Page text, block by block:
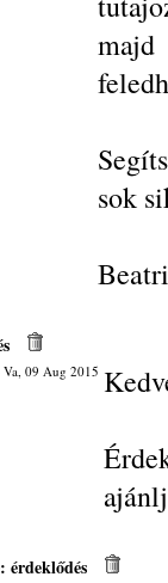
sok
Va, 09 Aug 2015
érdeklődés